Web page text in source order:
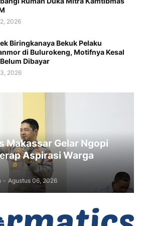
2026
Biringkanaya Bekuk Pelaku
di Bulurokeng, Motifnya Kesal
Dibayar
2026
Makassar Gelar Ngopi
Aspirasi Warga
- Agustus 06, 2026